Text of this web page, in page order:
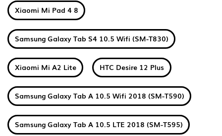
Xiaomi Mi Pad 4 8
Samsung Galaxy Tab S4 10.5 Wifi (SM-T830)
Xiaomi Mi A2 Lite HTC Desire 12 Plus
Samsung Galaxy Tab A 10.5 Wifi 2018 (SM-T590)
Samsung Galaxy Tab A 10.5 LTE 2018 (SM-T595)